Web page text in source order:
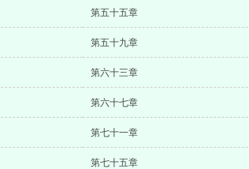
第五十五章
第五十九章
第六十三章
第六十七章
第七十一章
第七十五章